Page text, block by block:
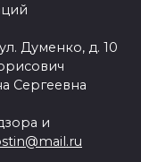
Думенко, д. 10
Сергеевна
и